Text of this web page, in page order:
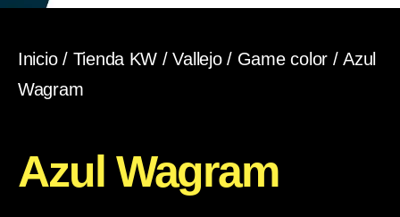
Inicio/ Tienda KW /Vallejo/ Game color / Azul
Wagram
Azul Wagram